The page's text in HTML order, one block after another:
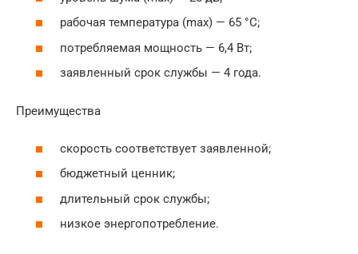
рабочая температура (max) — 65 °C;
потребляемая мощность — 6,4 Вт;
заявленный срок службы — 4 года.
Преимущества
скорость соответствует заявленной;
бюджетный ценник;
длительный срок службы;
низкое энергопотребление.